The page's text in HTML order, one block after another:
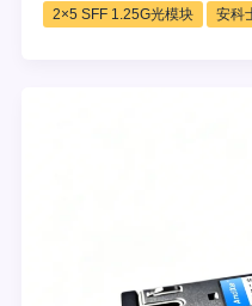
2×5 SFF 1.25G光模块 安科